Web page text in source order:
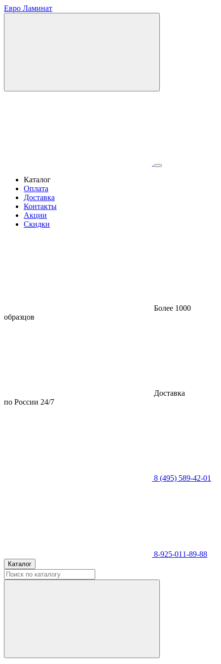
Евро Ламинат
Каталог
Оплата
Доставка
Контакты
Акции
Скидки
Более 1000
образцов
Доставка
по России 24/7
8 (495) 589-42-01
8-925-011-89-88
Каталог